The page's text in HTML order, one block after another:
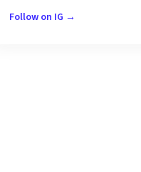
Follow on IG →